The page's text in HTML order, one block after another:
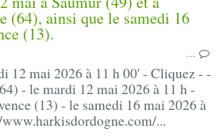
…
12 mai 2026 à 11 h 00' - Cliquez - -
- le mardi 12 mai 2026 à 11 h -
(13) - le samedi 16 mai 2026 à
...